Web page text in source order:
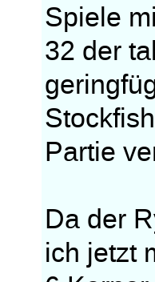
Spiele
32 der
Partie
Da der
ich jetzt